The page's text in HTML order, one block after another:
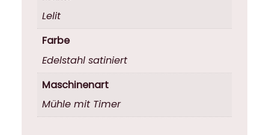
Lelit
Farbe
Edelstahl satiniert
Maschinenart
Mühle mit Timer